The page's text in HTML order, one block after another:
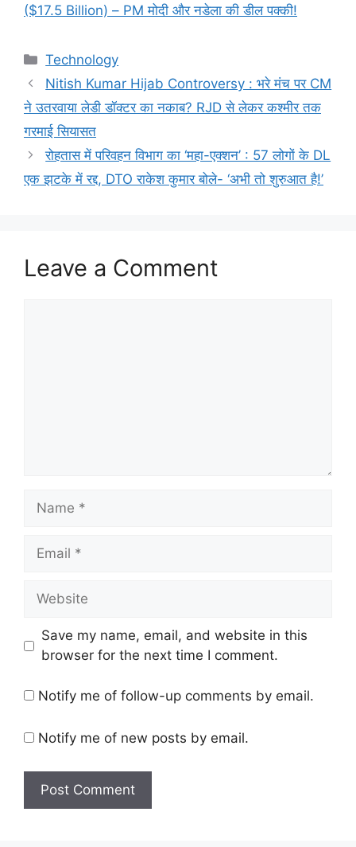
($17.5 Billion) – PM मोदी और नडेला की डील पक्की!
Categories
Technology
Nitish Kumar Hijab Controversy : भरे मंच पर CM
ने उतरवाया लेडी डॉक्टर का नकाब? RJD से लेकर कश्मीर तक
गरमाई सियासत
रोहतास में परिवहन विभाग का ‘महा-एक्शन’ : 57 लोगों के DL
एक झटके में रद्द, DTO राकेश कुमार बोले- ‘अभी तो शुरुआत है!’
Leave a Comment
Name
Email
Website
Save my name, email, and website in this
browser for the next time I comment.
Notify me of follow-up comments by email.
Notify me of new posts by email.